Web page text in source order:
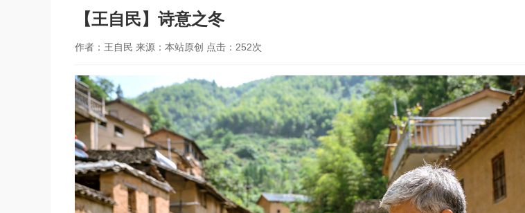
【王自民】诗意之冬
作者：王自民 来源：本站原创 点击： 252次